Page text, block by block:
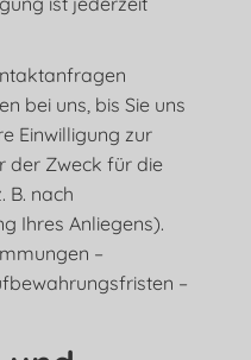
bei uns, bis Sie uns
Einwilligung zur
der Zweck für die
B. nach
Ihres Anliegens).
–
–